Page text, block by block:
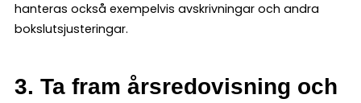
hanteras också exempelvis avskrivningar och andra
bokslutsjusteringar.
3. Ta fram årsredovisning och